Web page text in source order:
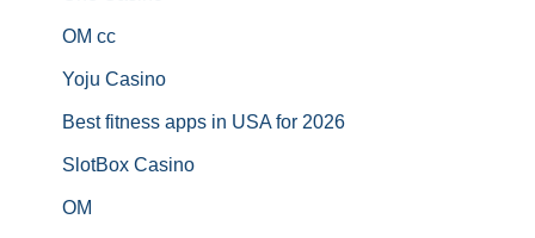
OM cc
Yoju Casino
Best fitness apps in USA for 2026
SlotBox Casino
OM